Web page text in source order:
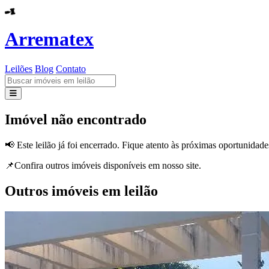
Arrematex
Leilões Blog Contato
Leilões
Contato
Imóvel não encontrado
📢 Este leilão já foi encerrado. Fique atento às próximas
📌Confira outros imóveis disponíveis em nosso site.
Outros imóveis em leilão